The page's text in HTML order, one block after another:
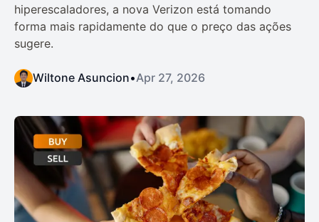
hiperescaladores, a nova Verizon está tomando
forma mais rapidamente do que o preço das ações
sugere.
Wiltone Asuncion•Apr 27, 2026